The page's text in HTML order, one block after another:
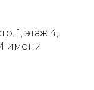
1, этаж 4,
имени